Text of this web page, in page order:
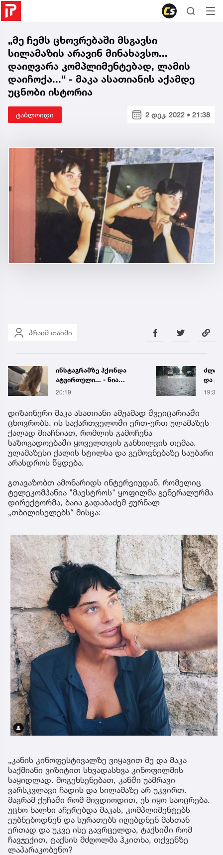
„მე ჩემს ცხოვრებაში მსგავსი
სილამაზის არავინ მინახავსო...
დაიღვარა კომპლიმენტებად, ლამის
დაიჩოქა...“ - მაკა ასათიანის აქამდე
უცნობი ისტორია
ტაბლოიდი 2 დეკ. 2022 • 21:38
პრაიმ თაიმი
ინსტაგრამზე ჰქონდა
ატვირთული... - ნია
იმნაძის რომელ ფოტოზე
ავალიანის დედა
20:19
და
19:38
დიზაინერი მაკა ასათიანი ამჟამად შვეიცარიაში
ცხოვრობს. ის საქართველოში ერთ-ერთ ულამაზეს
ქალად მიაჩნიათ, რომლის გამოჩენა
საზოგადოებაში ყოველთვის განხილვის თემაა.
ულამაზესი ქალის სტილსა და გემოვნებაზე საუბარი
არასდროს წყდება.
გთავაზობთ ამონარიდს ინტერვიუდან, რომელიც
ტელეკომპანია "მაესტროს" ყოფილმა გენერალურმა
დირექტორმა, ბაია გადაბაძემ ჟურნალ
„თბილისელებს“ მისცა:
„კანის კინოფესტივალზე ვიყავით მე და მაკა
საქმიანი ვიზიტით სხვადასხვა კინოფილმის
საყიდლად. მოგეხსენებათ, კანში უამრავი
ვარსკვლავი ჩადის და სილამაზე არ უკვირთ.
მაგრამ ქუჩაში რომ მივდიოდით, ეს იყო საოცრება.
უცხო ხალხი აჩერებდა მაკას, კომპლიმენტებს
ეუბნებოდნენ და სურათებს იღებდნენ მასთან
ერთად და უკვე ისე გავრცელდა, ტაქსიში რომ
ჩავჯექით, ტაქსის მძღოლმა ჰკითხა, თქვენზე
ლაპარაკობენო?